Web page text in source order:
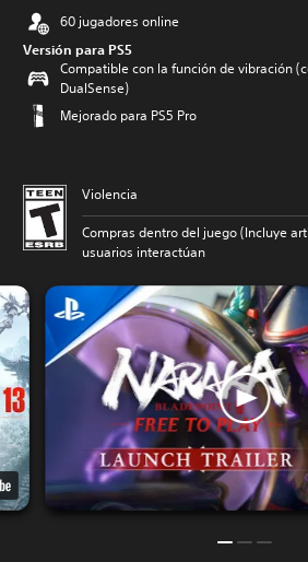
60 jugadores online
Versión para PS5
Compatible con la función de vibración
DualSense)
Mejorado para PS5 Pro
Violencia
Compras dentro del juego (Incluye
usuarios interactúan